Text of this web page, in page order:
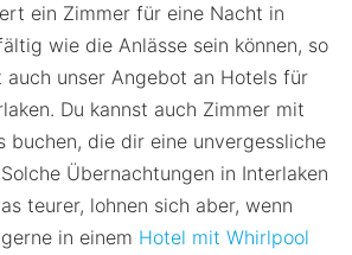
ein Zimmer für eine Nacht in
wie die Anlässe sein können, so
unser Angebot an Hotels für
Du kannst auch Zimmer mit
buchen, die dir eine unvergessliche
Übernachtungen in Interlaken
teurer, lohnen sich aber, wenn
in einem Hotel mit Whirlpool